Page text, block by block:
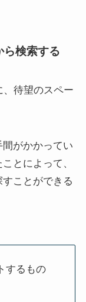
やできないと
分をセンシテ
ら検索する
、待望のスペー
がかかってい
とによって、
ことができる
するもの